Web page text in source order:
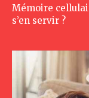
Mémoire
s’en servir ?